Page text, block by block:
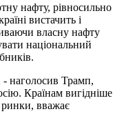
нафту, рівносильно
вистачить і
власну нафту
національний
наголосив Трамп,
Країнам вигідніше
ринки, вважає